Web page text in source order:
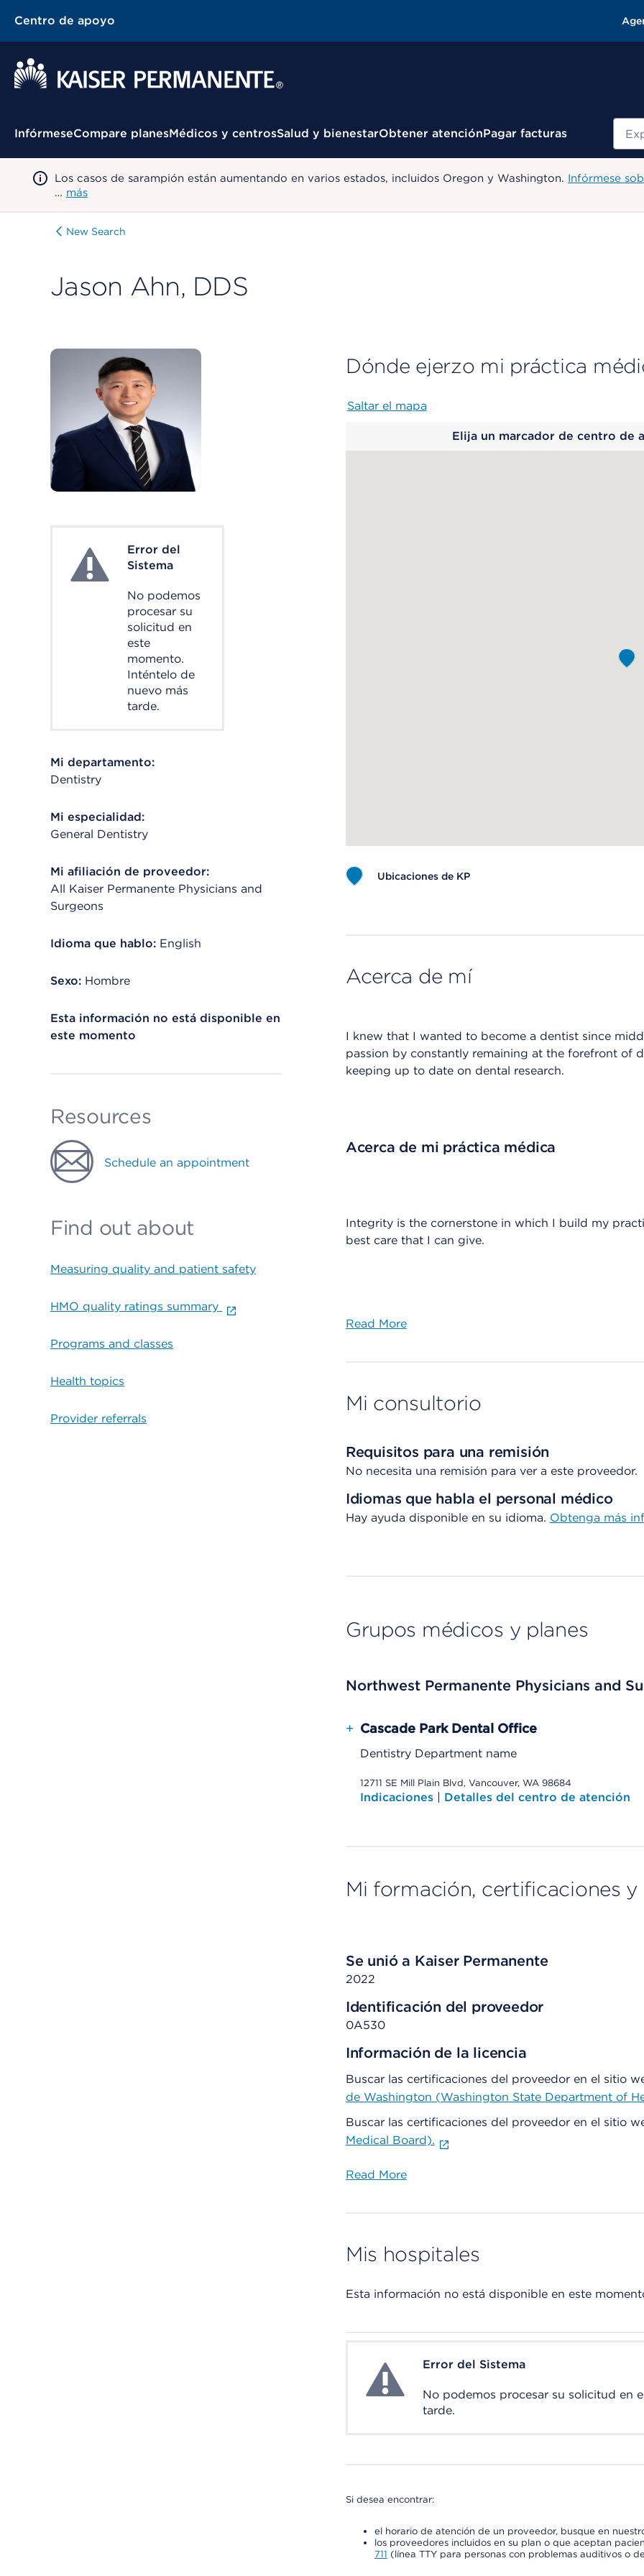
Centro de apoyo
Menú contextual
InfórmeseCompare planesMédicos y centrosSalud y bienestarObtener atenciónPagar facturas
Los casos de sarampión están aumentando en varios estados, incluidos Oregon y Washington. Infórmese
… más
New Search
Jason Ahn, DDS
System ErrorError del
Sistema
No podemos
procesar su
solicitud en
este
momento.
Inténtelo de
nuevo más
tarde.
Mi departamento:
Dentistry
Mi especialidad:
General Dentistry
Mi afiliación de proveedor:
All Kaiser Permanente Physicians and
Surgeons
Idioma que hablo: English
Sexo: Hombre
Esta información no está disponible en
este momento
Resources
Schedule an appointment
Find out about
Measuring quality and patient safety
HMO quality ratings summary
Programs and classes
Health topics
Provider referrals
Dónde ejerzo mi práctica
Saltar el mapa
Elija un marcador de centro de
Ubicaciones de KP
Acerca de mí
I knew that I wanted to become a dentist since
passion by constantly remaining at the forefront of
keeping up to date on dental research.
Acerca de mi práctica médica
Integrity is the cornerstone in which I build my
best care that I can give.
Read More
Mi consultorio
Requisitos para una remisión
No necesita una remisión para ver a este proveedor.
Idiomas que habla el personal médico
Hay ayuda disponible en su idioma. Obtenga más
Grupos médicos y planes
Northwest Permanente Physicians and
+ Cascade Park Dental Office
Dentistry Department name
12711 SE Mill Plain Blvd, Vancouver, WA 98684
Indicaciones | Detalles del centro de atención
Mi formación, certificaciones y
Se unió a Kaiser Permanente
2022
Identificación del proveedor
0A530
Información de la licencia
Buscar las certificaciones del proveedor en el sitio
de Washington (Washington State Department of
Buscar las certificaciones del proveedor en el sitio
Medical Board).
Read More
Mis hospitales
Esta información no está disponible en este
System ErrorError del Sistema
No podemos procesar su solicitud en
tarde.
Si desea encontrar:
el horario de atención de un proveedor, busque en
los proveedores incluidos en su plan o que aceptan
711 (línea TTY para personas con problemas auditivos o